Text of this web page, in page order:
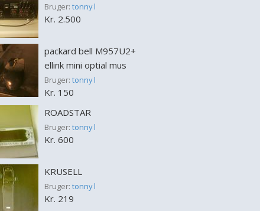
Bruger: tonny l
Kr. 2.500
packard bell M957U2+
ellink mini optial mus
Bruger: tonny l
Kr. 150
ROADSTAR
Bruger: tonny l
Kr. 600
KRUSELL
Bruger: tonny l
Kr. 219